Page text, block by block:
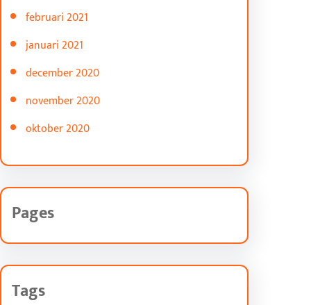
februari 2021
januari 2021
december 2020
november 2020
oktober 2020
Pages
Tags